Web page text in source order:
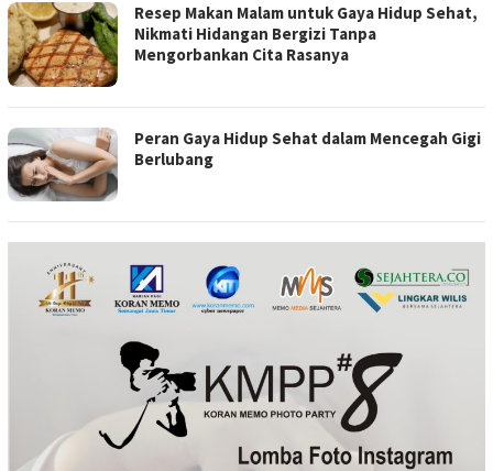
Resep Makan Malam untuk Gaya Hidup Sehat,
Nikmati Hidangan Bergizi Tanpa
Mengorbankan Cita Rasanya
Peran Gaya Hidup Sehat dalam Mencegah Gigi
Berlubang